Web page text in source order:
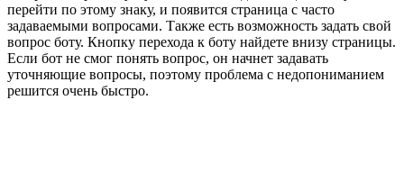
перейти по этому знаку, и появится страница с часто
задаваемыми вопросами. Также есть возможность задать свой
вопрос боту. Кнопку перехода к боту найдете внизу страницы.
Если бот не смог понять вопрос, он начнет задавать
уточняющие вопросы, поэтому проблема с недопониманием
решится очень быстро.